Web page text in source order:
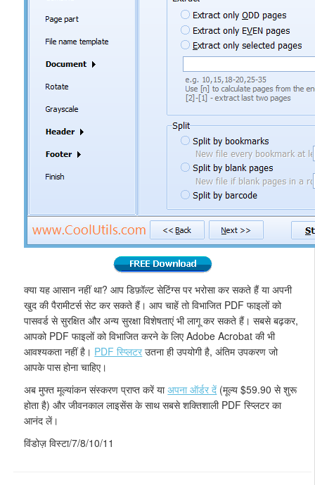
क्या यह आसान नहीं था? आप डिफ़ॉल्ट सेटिंग्स पर भरोसा कर सकते हैं या अपनी
खुद की पैरामीटर्स सेट कर सकते हैं। आप चाहें तो विभाजित PDF फाइलों को
पासवर्ड से सुरक्षित और अन्य सुरक्षा विशेषताएं भी लागू कर सकते हैं। सबसे बढ़कर,
आपको PDF फाइलों को विभाजित करने के लिए Adobe Acrobat की भी
आवश्यकता नहीं है। PDF स्प्लिटर उतना ही उपयोगी है, अंतिम उपकरण जो
आपके पास होना चाहिए।
अब मुफ्त मूल्यांकन संस्करण प्राप्त करें याअपना ऑर्डर दें (मूल्य $59.90 से शुरू
होता है) और जीवनकाल लाइसेंस के साथ सबसे शक्तिशाली PDF स्प्लिटर का
आनंद लें।
विंडोज़ विस्टा/7/8/10/11